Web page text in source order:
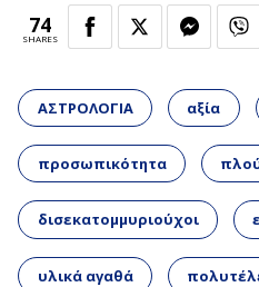
74
SHARES
ΑΣΤΡΟΛΟΓΙΑ αξία
προσωπικότητα
δισεκατομμυριούχοι
υλικά αγαθά